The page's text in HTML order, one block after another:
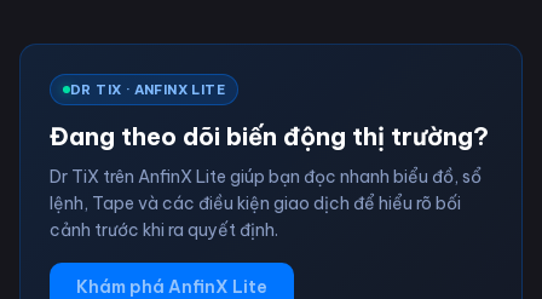
DR TIX · ANFINX LITE
Đang theo dõi biến động thị trường?
Dr TiX trên AnfinX Lite giúp bạn đọc nhanh biểu đồ, sổ
lệnh, Tape và các điều kiện giao dịch để hiểu rõ bối
cảnh trước khi ra quyết định.
Khám phá AnfinX Lite